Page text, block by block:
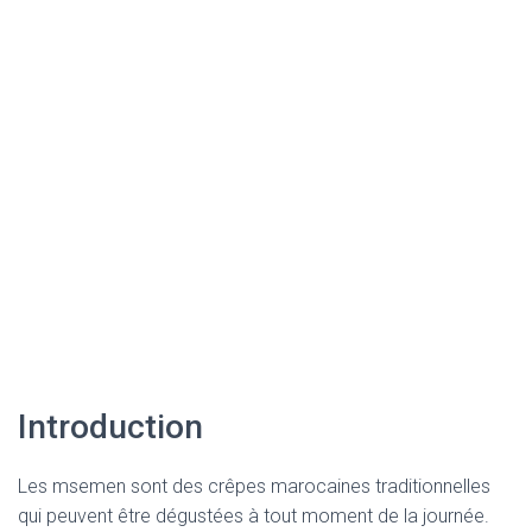
Introduction
Les msemen sont des crêpes marocaines traditionnelles
qui peuvent être dégustées à tout moment de la journée.